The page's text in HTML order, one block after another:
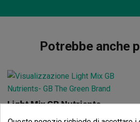
Potrebbe anche
Light Mix GB Nutrients